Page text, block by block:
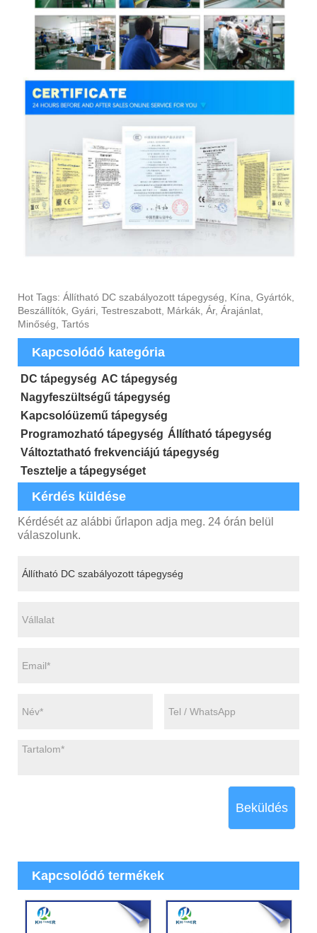
Hot Tags: Állítható DC szabályozott tápegység, Kína, Gyártók,
Beszállítók, Gyári, Testreszabott, Márkák, Ár, Árajánlat,
Minőség, Tartós
Kapcsolódó kategória
DC tápegység AC tápegység
Nagyfeszültségű tápegység
Kapcsolóüzemű tápegység
Programozható tápegység Állítható tápegység
Változtatható frekvenciájú tápegység
Tesztelje a tápegységet
Kérdés küldése
Kérdését az alábbi űrlapon adja meg. 24 órán belül
válaszolunk.
Beküldés
Kapcsolódó termékek